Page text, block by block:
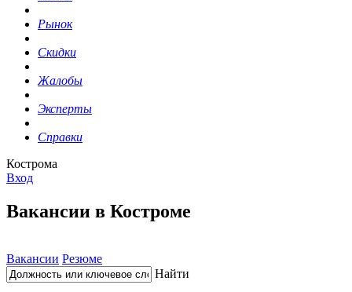
Рынок
Скидки
Жалобы
Эксперты
Справки
Кострома
Вход
Вакансии в Костроме
Вакансии Резюме
Найти